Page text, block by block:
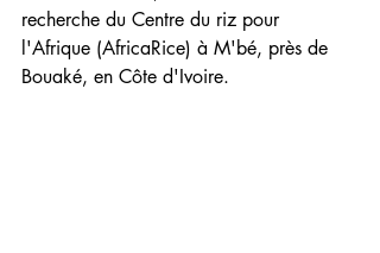
recherche du Centre du riz pour
l'Afrique (AfricaRice) à M'bé, près de
Bouaké, en Côte d'Ivoire.